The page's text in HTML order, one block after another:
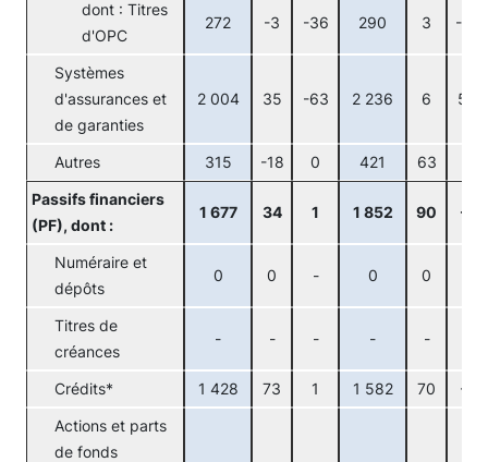
dont : Titres
d'OPC
272 -3 -36 290 3 -15
Systèmes
d'assurances et
de garanties
2 004 35 -63 2 236 6 54
Autres 315 -18 0 421 63
Passifs financiers
(PF), dont :
1 677 34 1 1 852 90 -1
Numéraire et
dépôts
0 0 - 0 0
Titres de
créances
- - - - -
Crédits* 1 428 73 1 1 582 70 -1
Actions et parts
de fonds